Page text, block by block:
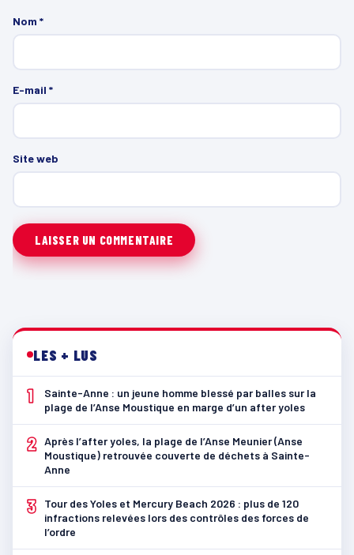
Nom *
E-mail *
Site web
LES + LUS
1
Sainte-Anne : un jeune homme blessé par balles sur la
plage de l’Anse Moustique en marge d’un after yoles
2 Après l’after yoles, la plage de l’Anse Meunier (Anse
Moustique) retrouvée couverte de déchets à Sainte-
Anne
3
Tour des Yoles et Mercury Beach 2026 : plus de 120
infractions relevées lors des contrôles des forces de
l’ordre